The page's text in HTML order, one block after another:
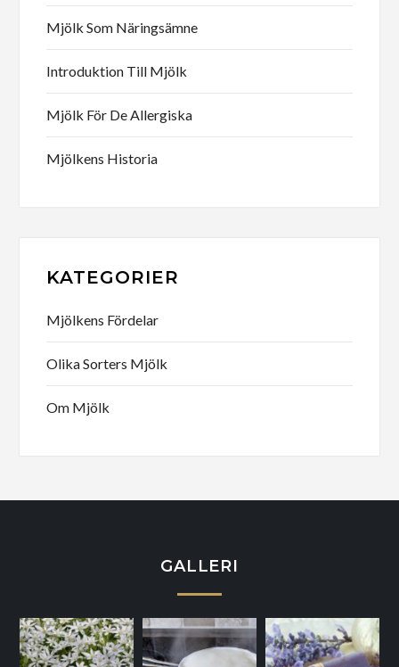
Mjölk Som Näringsämne
Introduktion Till Mjölk
Mjölk För De Allergiska
Mjölkens Historia
KATEGORIER
Mjölkens Fördelar
Olika Sorters Mjölk
Om Mjölk
GALLERI